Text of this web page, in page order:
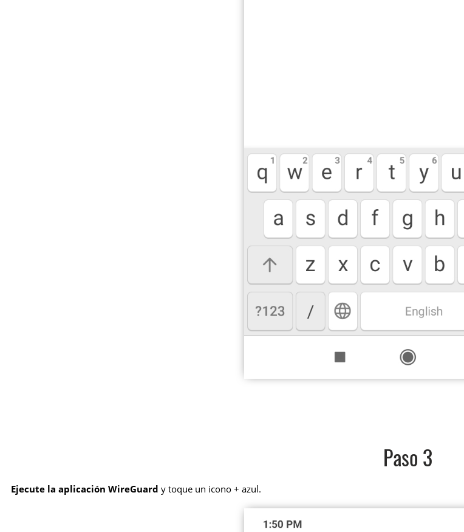
Paso 3
Ejecute la aplicación WireGuard y toque un icono + azul.